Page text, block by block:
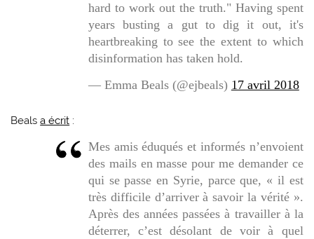
hard to work out the truth." Having spent
years busting a gut to dig it out, it's
heartbreaking to see the extent to which
disinformation has taken hold.
— Emma Beals (@ejbeals) 17 avril 2018
Bealsa écrit :
Mes amis éduqués et informés n’envoient
des mails en masse pour me demander ce
qui se passe en Syrie, parce que, « il est
très difficile d’arriver à savoir la vérité ».
Après des années passées à travailler à la
déterrer, c’est désolant de voir à quel